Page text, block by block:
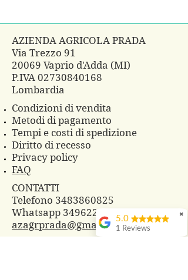
AZIENDA AGRICOLA PRADA
Via Trezzo 91
20069 Vaprio d'Adda (MI)
P.IVA 02730840168
Lombardia
Condizioni di vendita
Metodi di pagamento
Tempi e costi di spedizione
Diritto di recesso
Privacy policy
FAQ
CONTATTI
Telefono 3483860825
Whatsapp 3496229607
azagrprada@gmail.com
✖
5.0
1 Reviews